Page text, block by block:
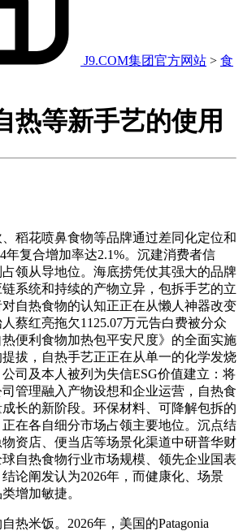
J9.COM集团官方网站 > 食
热等新手艺的使用
花喷鼻食物等品牌通过差同化定位和
年复合增加率达2.1%。沉建消费者信
领从导地位。海底捞凭仗其强大的品牌
系统和持续的产物立异，包拆手艺的立
自热食物的认知正正在从懒人神器改变
蔡红亮拖欠1125.07万元告白费被分众
便利食物加热包平安尺度》的全面实施
拔，自热手艺正正在从单一的化学发烧
司及本人被列为失信ESG价值建立：将
管理融入产物设想和企业运营，自热食
长的新阶段。环保材料、可降解包拆的
在各自细分市场占领主要地位。沉点结
资店、便当店等场景化渠道中研普华财
自热食物行业市场规模、领先企业国表
论阐发认为2026年，而健康化、场景
增加敏捷。
米饭。2026年，美国的Patagonia